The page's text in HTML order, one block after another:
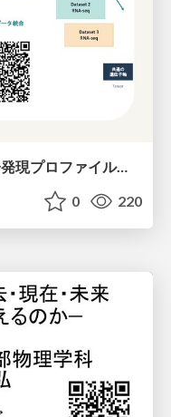
サンプル対応のない複数遺伝子発現プロファイルに対するテンソル分解型統合解析の要約
0 220